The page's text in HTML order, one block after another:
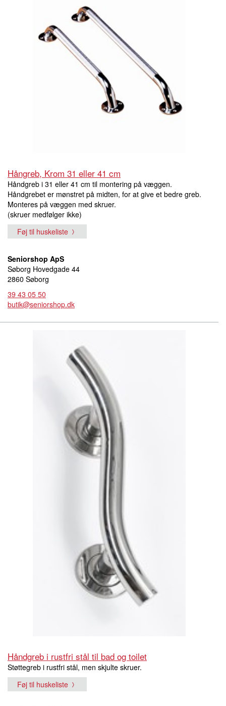
Hångreb, Krom 31 eller 41 cm
Håndgreb i 31 eller 41 cm til montering på væggen.
Håndgrebet er mønstret på midten, for at give et bedre greb.
Monteres på væggen med skruer.
(skruer medfølger ikke)
Føj til huskeliste
Seniorshop ApS
Søborg Hovedgade 44
2860 Søborg
39 43 05 50
butik@seniorshop.dk
Håndgreb i rustfri stål til bad og toilet
Støttegreb i rustfri stål, men skjulte skruer.
Føj til huskeliste